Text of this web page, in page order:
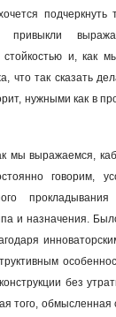
подчеркнуть
стойкостью и, как
что так сказать
нужными как в
мы выражаемся,
говорим,
и назначения.
без
того, обмысленная